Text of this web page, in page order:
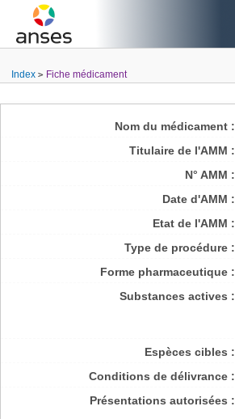
Index Fiche médicament
Nom du médicament :
Titulaire de l'AMM :
N° AMM :
Date d'AMM :
Etat de l'AMM :
Type de procédure :
Forme pharmaceutique :
Substances actives :
Espèces cibles :
Conditions de délivrance :
Présentations autorisées :